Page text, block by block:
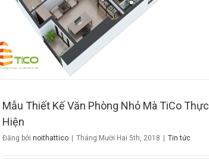
Mẫu Thiết Kế Văn Phòng Nhỏ Mà TiCo Thực
Hiện
Đăng bởi noithattico Tháng Mười Hai 5th, 2018 Tin tức